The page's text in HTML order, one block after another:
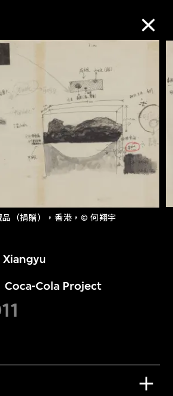
品（捐贈），香港，© 何翔宇
Xiangyu
Coca-Cola Project
藏品
搜索
的二十及二十一世紀視覺